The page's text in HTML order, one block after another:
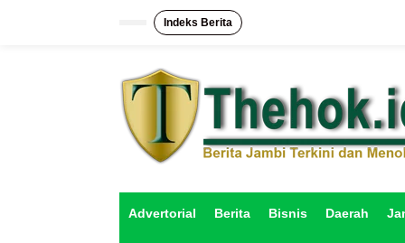
Indeks Berita
Advertorial Berita Bisnis Daerah